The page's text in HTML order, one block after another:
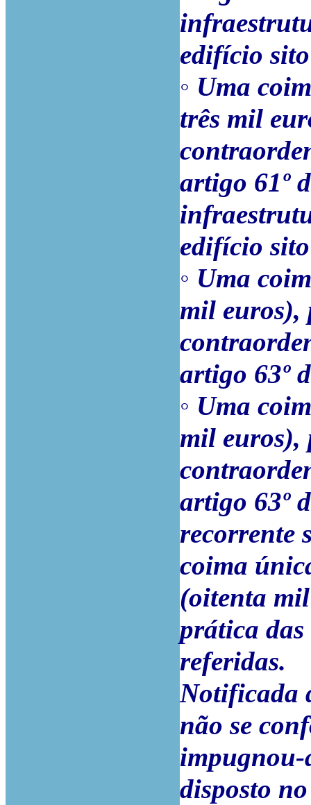
edifício
◦ Uma
três mil
artigo 61º
edifício
◦ Uma
mil euros),
artigo 63º
◦ Uma
mil euros),
artigo 63º
recorrente
coima
(oitenta
prática
referidas.
Notificada
não se
disposto